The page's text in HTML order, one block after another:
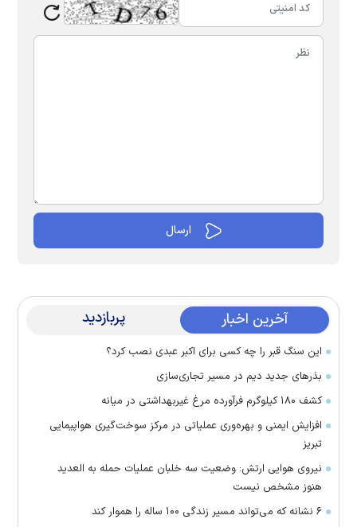
آخرین اخبار پربازدید
این سنگ قبر را چه کسی برای اکبر عبدی نصب کرد؟
بذرهای جدید دیم در مسیر تجاری‌سازی
کشف ۱۸۰ کیلوگرم فرآورده‌ مرغ غیربهداشتی در میانه
افزایش ایمنی و بهره‌وری عملیاتی در مرکز سوخت‌گیری هواپیمایی
تبریز
نیروی هوایی ارتش: وضعیت سه خلبان عملیات حمله به العدید
هنوز مشخص نیست
۶ نشانه که می‌تواند مسیر زندگی ۱۰۰ ساله را هموار کند